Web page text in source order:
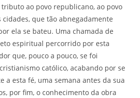
ao povo republicano, ao povo
que tão abnegadamente
ela se bateu. Uma chamada de
espiritual percorrido por esta
que, pouco a pouco, se foi
católico, acabando por se
a esta fé, uma semana antes da sua
por fim, o conhecimento da obra